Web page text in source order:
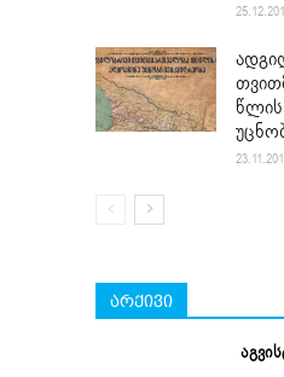
წლის
არქივი